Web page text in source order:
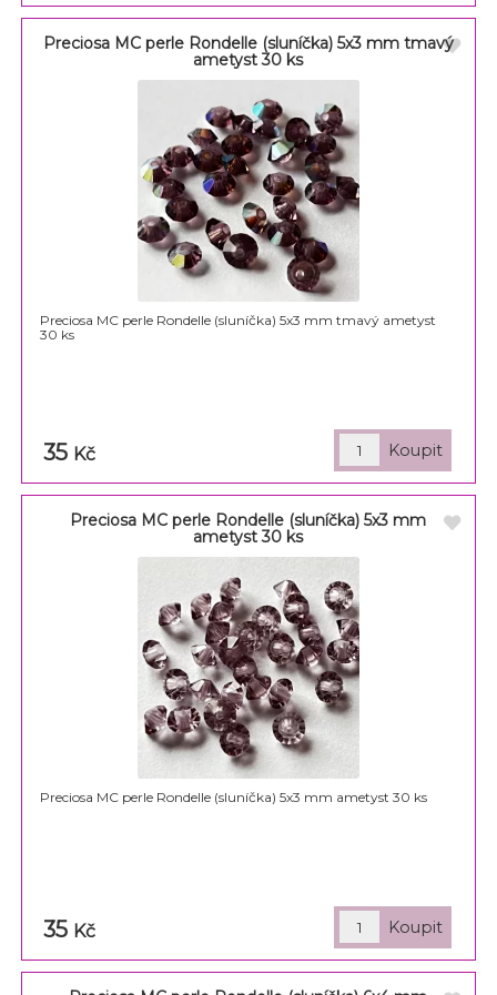
Preciosa MC perle Rondelle (sluníčka) 5x3 mm tmavý
ametyst 30 ks
Preciosa MC perle Rondelle (sluníčka) 5x3 mm tmavý ametyst
30 ks
35 Kč
Preciosa MC perle Rondelle (sluníčka) 5x3 mm
ametyst 30 ks
Preciosa MC perle Rondelle (sluníčka) 5x3 mm ametyst 30 ks
35 Kč